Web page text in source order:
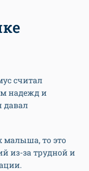
считал
надежд и
давал
малыша, то это
из-за трудной и